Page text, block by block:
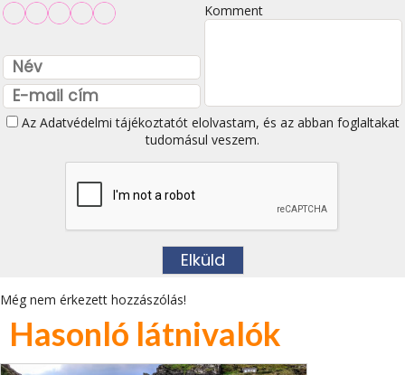
Komment
Az Adatvédelmi tájékoztatótelolvastam, és az abban foglaltakat
tudomásul veszem.
Még nem érkezett hozzászólás!
Hasonló látnivalók